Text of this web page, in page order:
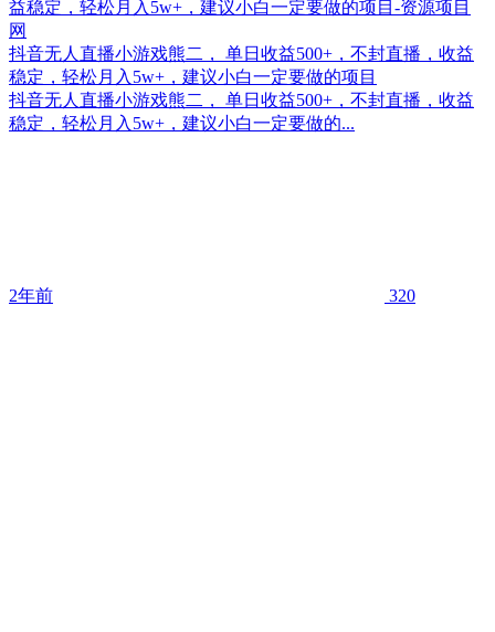
抖音无人直播小游戏熊二， 单日收益500+，不封直播，收益
稳定，轻松月入5w+，建议小白一定要做的项目
抖音无人直播小游戏熊二， 单日收益500+，不封直播，收益
稳定，轻松月入5w+，建议小白一定要做的...
2年前 320